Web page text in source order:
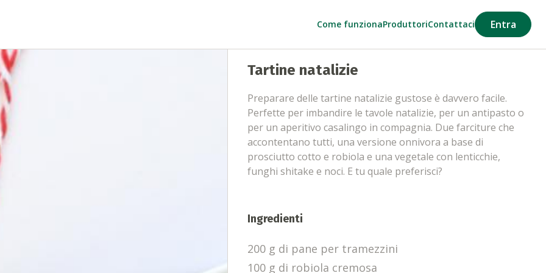
Come funzionaProduttoriContattaci Entra
Tartine natalizie
Preparare delle tartine natalizie gustose è davvero facile.
Perfette per imbandire le tavole natalizie, per un antipasto o
per un aperitivo casalingo in compagnia. Due farciture che
accontentano tutti, una versione onnivora a base di
prosciutto cotto e robiola e una vegetale con lenticchie,
funghi shitake e noci. E tu quale preferisci?
Ingredienti
200 g di pane per tramezzini
100 g di robiola cremosa